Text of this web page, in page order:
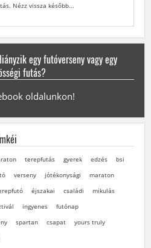
Nézz vissza később...
egy futóverseny vagy egy
futás?
oldalunkon!
terepfutás gyerek edzés
bsi
verseny jótékonysági
maraton
éjszakai családi
mikulás
ingyenes
futónap
spartan csapat
yours truly